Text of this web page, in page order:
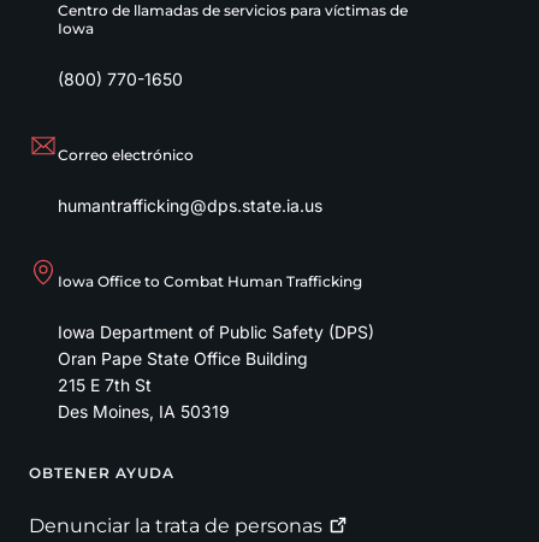
Centro de llamadas de servicios para víctimas de
Iowa
(800) 770-1650
Correo electrónico
humantrafficking@dps.state.ia.us
Iowa Office to Combat Human Trafficking
Iowa Department of Public Safety (DPS)
Oran Pape State Office Building
215 E 7th St
Des Moines, IA 50319
Footer
OBTENER AYUDA
Denunciar la trata de personas